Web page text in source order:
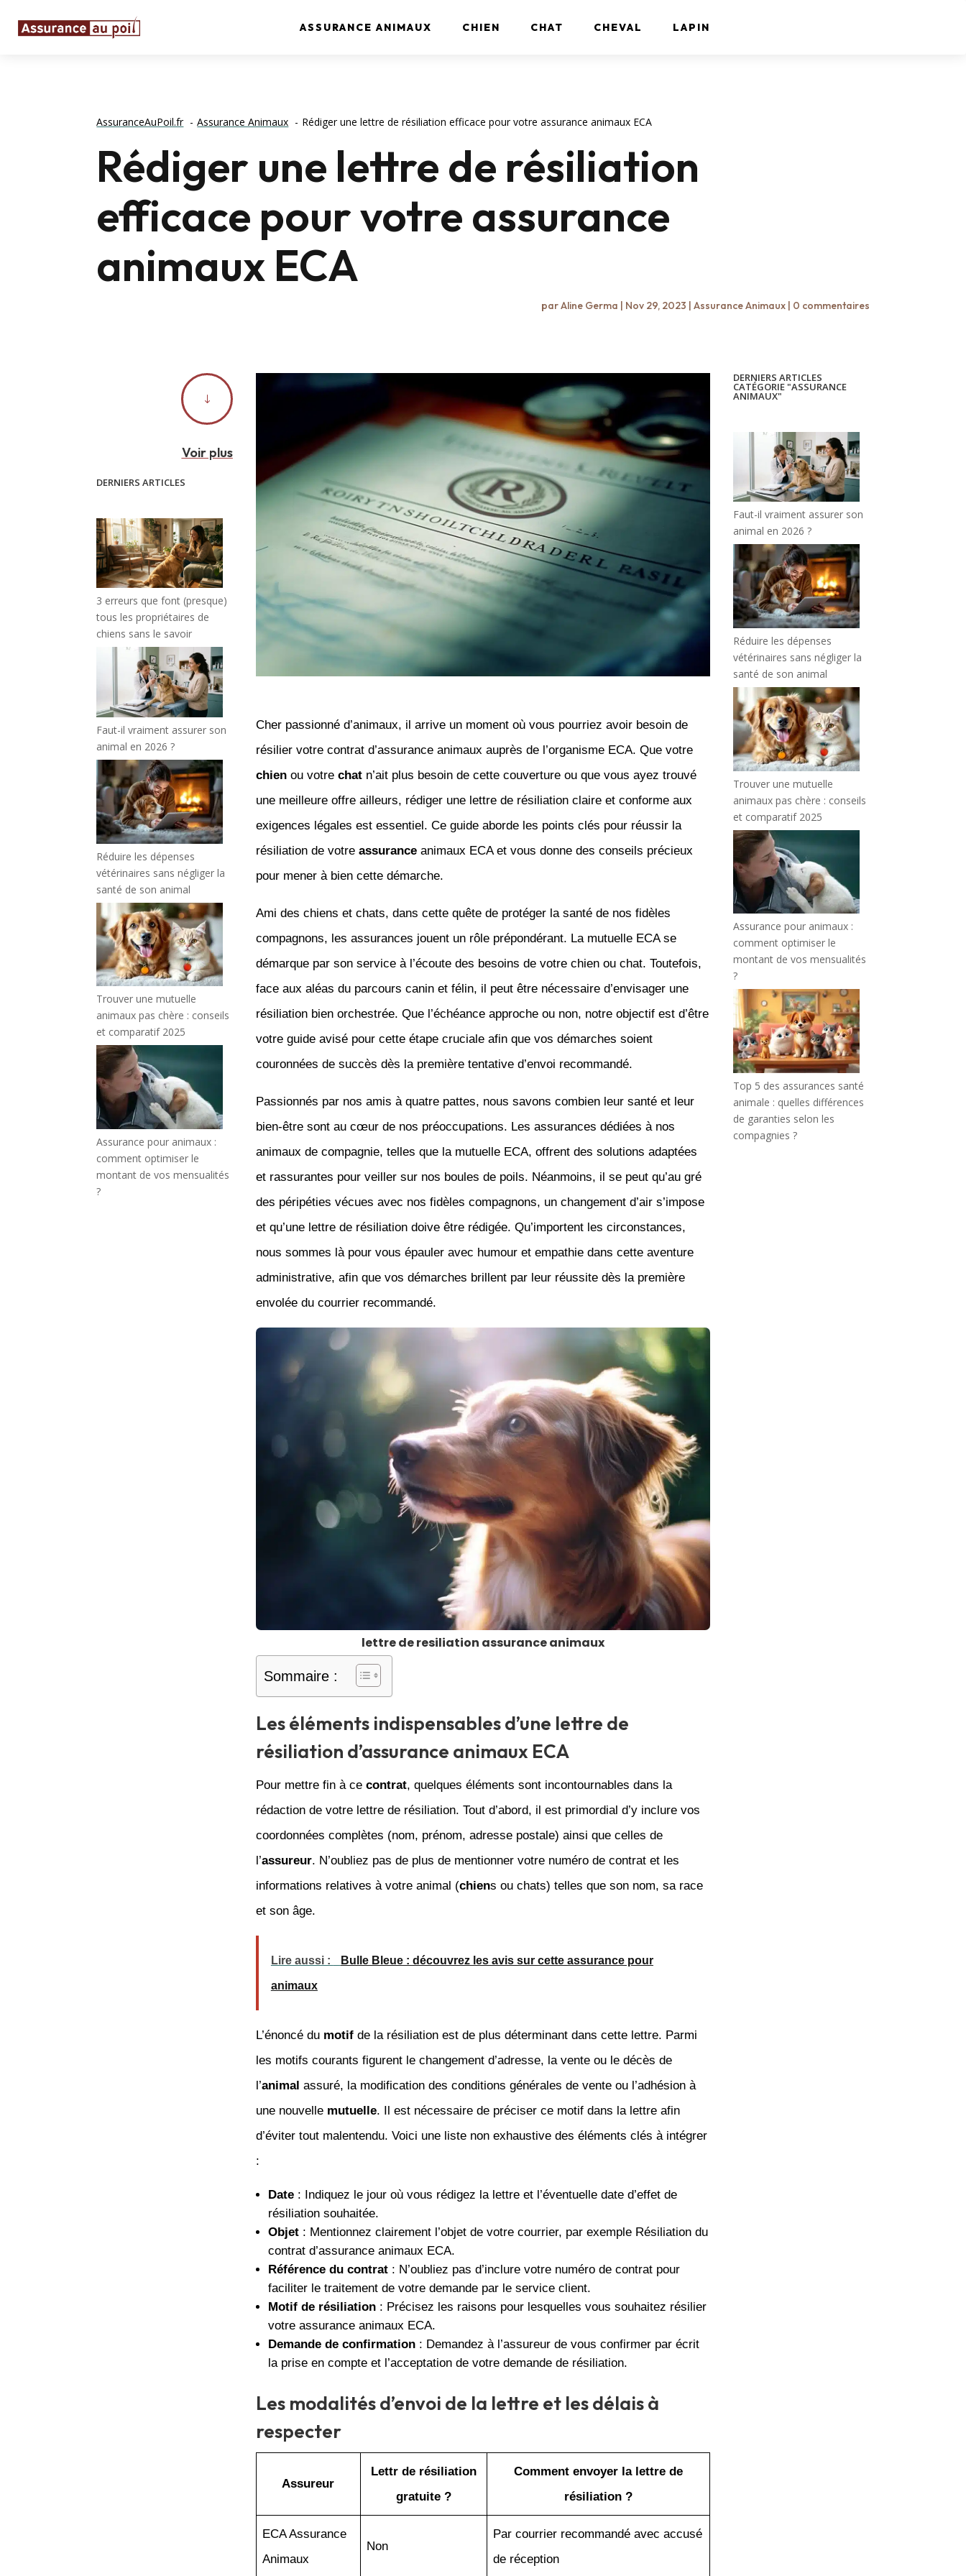
ASSURANCE ANIMAUX CHIEN CHAT CHEVAL LAPIN
AssuranceAuPoil.fr Assurance Animaux Rédiger une lettre de résiliation efficace pour votre assurance animaux ECA
Rédiger une lettre de résiliation
efficace pour votre assurance
animaux ECA
parAline Germa | Nov 29, 2023 | Assurance Animaux| 0 commentaires
"
Voir plus
DERNIERS ARTICLES
3 erreurs que font (presque)
tous les propriétaires de
chiens sans le savoir
Faut-il vraiment assurer son
animal en 2026 ?
Réduire les dépenses
vétérinaires sans négliger la
santé de son animal
Trouver une mutuelle
animaux pas chère : conseils
et comparatif 2025
Assurance pour animaux :
comment optimiser le
montant de vos mensualités
?
Cher passionné d’animaux, il arrive un moment où vous pourriez avoir besoin de
résilier votre contrat d’assurance animaux auprès de l’organisme ECA. Que votre
chienou votre chatn’ait plus besoin de cette couverture ou que vous ayez trouvé
une meilleure offre ailleurs, rédiger une lettre de résiliation claire et conforme aux
exigences légales est essentiel. Ce guide aborde les points clés pour réussir la
résiliation de votre assuranceanimaux ECA et vous donne des conseils précieux
pour mener à bien cette démarche.
Ami des chiens et chats, dans cette quête de protéger la santé de nos fidèles
compagnons, les assurances jouent un rôle prépondérant. La mutuelle ECA se
démarque par son service à l’écoute des besoins de votre chien ou chat. Toutefois,
face aux aléas du parcours canin et félin, il peut être nécessaire d’envisager une
résiliation bien orchestrée. Que l’échéance approche ou non, notre objectif est d’être
votre guide avisé pour cette étape cruciale afin que vos démarches soient
couronnées de succès dès la première tentative d’envoi recommandé.
Passionnés par nos amis à quatre pattes, nous savons combien leur santé et leur
bien-être sont au cœur de nos préoccupations. Les assurances dédiées à nos
animaux de compagnie, telles que la mutuelle ECA, offrent des solutions adaptées
et rassurantes pour veiller sur nos boules de poils. Néanmoins, il se peut qu’au gré
des péripéties vécues avec nos fidèles compagnons, un changement d’air s’impose
et qu’une lettre de résiliation doive être rédigée. Qu’importent les circonstances,
nous sommes là pour vous épauler avec humour et empathie dans cette aventure
administrative, afin que vos démarches brillent par leur réussite dès la première
envolée du courrier recommandé.
lettre de resiliation assurance animaux
Sommaire :
Les éléments indispensables d’une lettre de
résiliation d’assurance animaux ECA
Pour mettre fin à ce contrat, quelques éléments sont incontournables dans la
rédaction de votre lettre de résiliation. Tout d’abord, il est primordial d’y inclure vos
coordonnées complètes (nom, prénom, adresse postale) ainsi que celles de
l’assureur. N’oubliez pas de plus de mentionner votre numéro de contrat et les
informations relatives à votre animal (chiens ou chats) telles que son nom, sa race
et son âge.
Lire aussi : Bulle Bleue : découvrez les avis sur cette assurance pour
animaux
L’énoncé du motifde la résiliation est de plus déterminant dans cette lettre. Parmi
les motifs courants figurent le changement d’adresse, la vente ou le décès de
l’animal assuré, la modification des conditions générales de vente ou l’adhésion à
une nouvelle mutuelle. Il est nécessaire de préciser ce motif dans la lettre afin
d’éviter tout malentendu. Voici une liste non exhaustive des éléments clés à intégrer
:
Date: Indiquez le jour où vous rédigez la lettre et l’éventuelle date d’effet de
résiliation souhaitée.
Objet: Mentionnez clairement l’objet de votre courrier, par exemple Résiliation du
contrat d’assurance animaux ECA.
Référence du contrat: N’oubliez pas d’inclure votre numéro de contrat pour
faciliter le traitement de votre demande par le service client.
Motif de résiliation: Précisez les raisons pour lesquelles vous souhaitez résilier
votre assurance animaux ECA.
Demande de confirmation: Demandez à l’assureur de vous confirmer par écrit
la prise en compte et l’acceptation de votre demande de résiliation.
Les modalités d’envoi de la lettre et les délais à
respecter
Assureur
Lettr de résiliation
gratuite ?
Comment envoyer la lettre de
résiliation ?
ECA Assurance
Animaux
Non
Par courrier recommandé avec accusé
de réception
DERNIERS ARTICLES
CATÉGORIE "ASSURANCE
ANIMAUX"
Faut-il vraiment assurer son
animal en 2026 ?
Réduire les dépenses
vétérinaires sans négliger la
santé de son animal
Trouver une mutuelle
animaux pas chère : conseils
et comparatif 2025
Assurance pour animaux :
comment optimiser le
montant de vos mensualités
?
Top 5 des assurances santé
animale : quelles différences
de garanties selon les
compagnies ?